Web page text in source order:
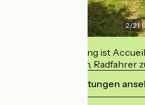
2/21
Diese Einrichtung ist
verpflichtet sich, Radfahrer
Ihre Verpflichtungen